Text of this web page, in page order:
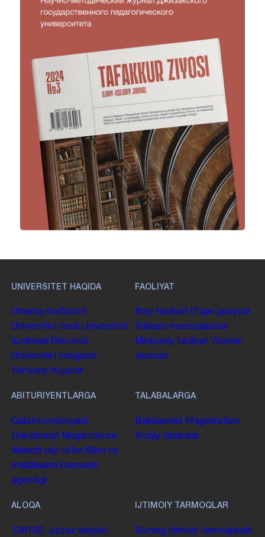
UNIVERSITET HAQIDA
Umumiy maʼlumot
Universitet tarixi Universitet
tuzilmasi
Rektorat
Universitet kengashi
Me'yoriy hujjatlar
FAOLIYAT
Ilmiy faoliyat Oʻquv jarayoni
Xalqaro munosabatlar
Moliyaviy faoliyat Yoshlar
siyosati
ABITURIYENTLARGA
Qabul komissiyasi
Bakalavriat Magistratura
Ikkinchi oliy taʼlim Bilim va
malakalarni baholash
agentligi
TALABALARGA
Bakalavriat Magistratura
Xorijiy talabalar
ALOQA
130100. Jizzax viloyati,
IJTIMOIY TARMOQLAR
Bizning ijtimoiy tarmoqlarda